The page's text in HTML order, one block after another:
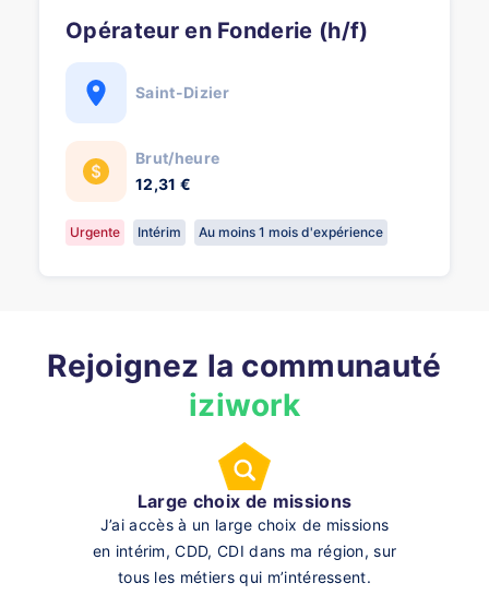
Opérateur en Fonderie (h/f)
Saint-Dizier
Brut/heure
12,31 €
Urgente Intérim Au moins 1 mois d'expérience
Rejoignez la communauté
iziwork
Large choix de missions
J’ai accès à un large choix de missions
en intérim, CDD, CDI dans ma région, sur
tous les métiers qui m’intéressent.